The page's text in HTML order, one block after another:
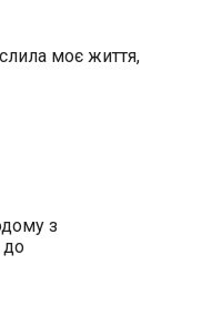
моє життя,
з
до